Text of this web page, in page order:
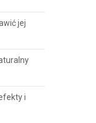
jej
i